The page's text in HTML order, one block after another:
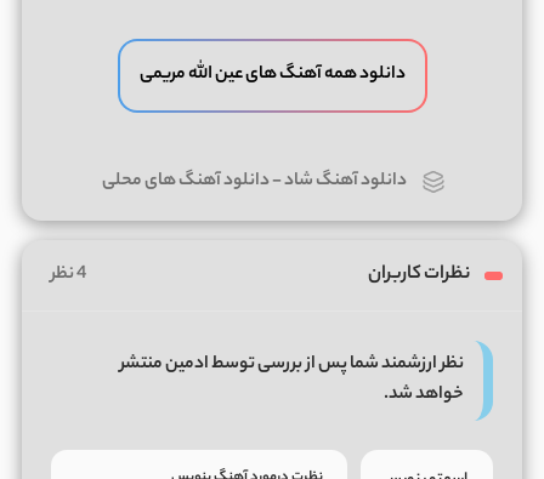
دانلود همه آهنگ های عین الله مریمی
دانلود آهنگ شاد-دانلود آهنگ های محلی
نظرات کاربران 4 نظر
نظر ارزشمند شما پس از بررسی توسط ادمین منتشر
خواهد شد.